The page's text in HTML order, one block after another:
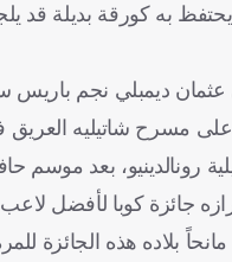
به كورقة بديلة قد
عثمان ديمبلي نجم
مسرح شاتيليه العريق
رونالدينيو، بعد
جائزة كوبا لأفضل لاعب